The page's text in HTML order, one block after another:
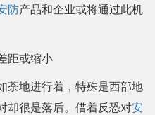
防产品和企业或将通过此机
距或缩小
荼地进行着，特殊是西部地
却很是落后。借着反恐对安